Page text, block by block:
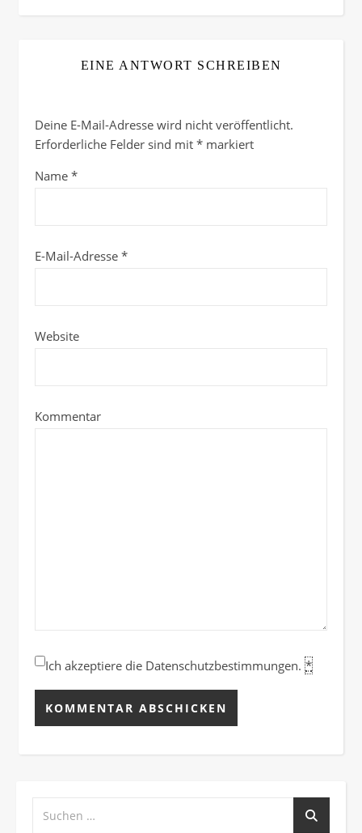
EINE ANTWORT SCHREIBEN
Deine E-Mail-Adresse wird nicht veröffentlicht.
Erforderliche Felder sind mit * markiert
Name *
E-Mail-Adresse *
Website
Kommentar
Ich akzeptiere die Datenschutzbestimmungen. *